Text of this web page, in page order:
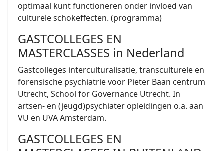
optimaal kunt functioneren onder invloed van
culturele schokeffecten. (programma)
GASTCOLLEGES EN
MASTERCLASSES in Nederland
Gastcolleges interculturalisatie, transculturele en
forensische psychiatrie voor Pieter Baan centrum
Utrecht, School for Governance Utrecht. In
artsen- en (jeugd)psychiater opleidingen o.a. aan
VU en UVA Amsterdam.
GASTCOLLEGES EN